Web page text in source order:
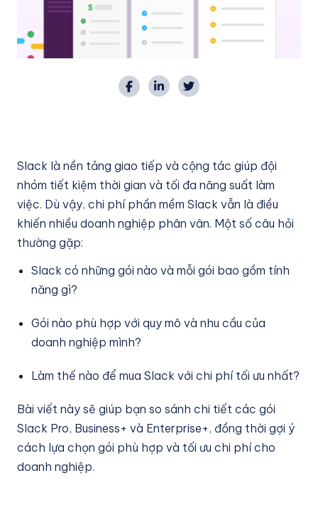
Slack là nền tảng giao tiếp và cộng tác giúp đội
nhóm tiết kiệm thời gian và tối đa năng suất làm
việc. Dù vậy, chi phí phần mềm Slack vẫn là điều
khiến nhiều doanh nghiệp phân vân. Một số câu hỏi
thường gặp:
Slack có những gói nào và mỗi gói bao gồm tính
năng gì?
Gói nào phù hợp với quy mô và nhu cầu của
doanh nghiệp mình?
Làm thế nào để mua Slack với chi phí tối ưu nhất?
Bài viết này sẽ giúp bạn so sánh chi tiết các gói
Slack Pro, Business+ và Enterprise+, đồng thời gợi ý
cách lựa chọn gói phù hợp và tối ưu chi phí cho
doanh nghiệp.